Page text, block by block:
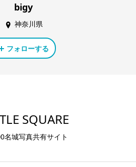
bigy
神奈川県
フォローする
SQUARE
名城写真共有サイト